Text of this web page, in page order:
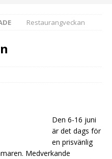
Restaurangveckan
Den 6-16 juni
är det dags för
en prisvänlig
Medverkande